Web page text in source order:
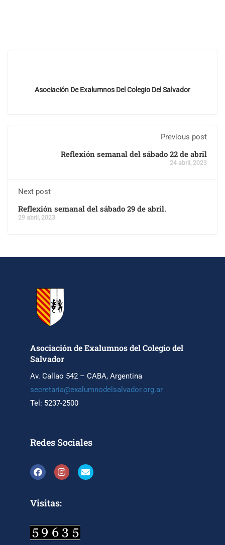
Asociación De Exalumnos Del Colegio Del Salvador
Previous post
Reflexión semanal del sábado 22 de abril
24 abril, 2023
Next post
Reflexión semanal del sábado 29 de abril.
29 abril, 2023
Asociación de Exalumnos del Colegio del
Salvador
Av. Callao 542 – CABA, Argentina
secretaria@exalumnodelsalvador.org.ar
Tel: 5237-2500
Redes Sociales
Visitas: